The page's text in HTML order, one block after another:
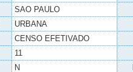
SAO PAULO
URBANA
CENSO EFETIVADO
11
N